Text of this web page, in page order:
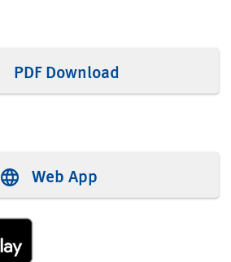
PDF Download
Web App